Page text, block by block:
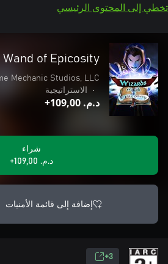
تخطي إلى المحتوى الرئيسي
of Epicosity
Mechanic Studios, LLC
•
الاستراتيجية
د.م.‏ 109,00+
شراء
د.م.‏ 109,00+
إضافة إلى قائمة الأمنيات
3+